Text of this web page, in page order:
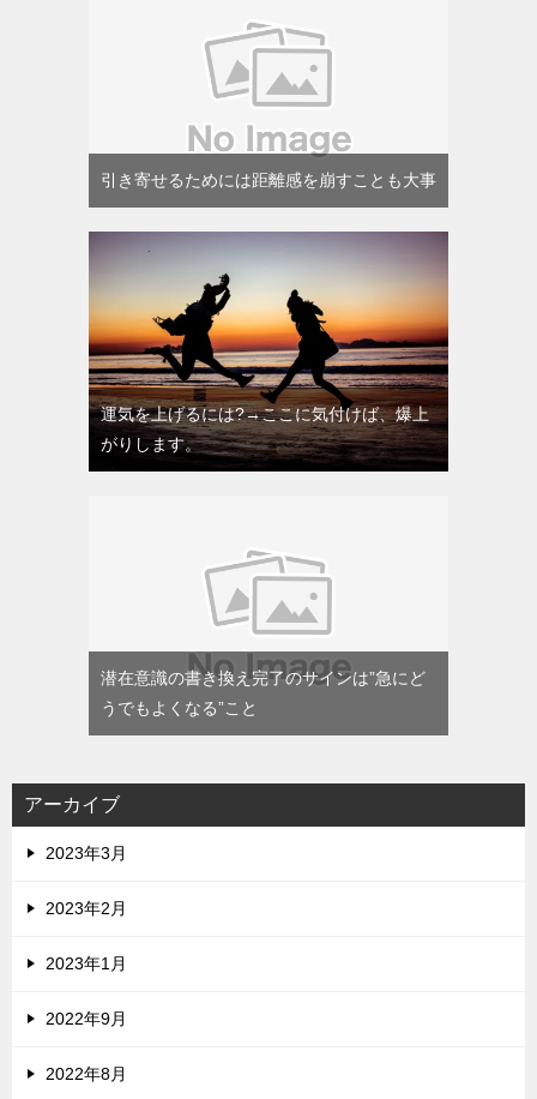
引き寄せるためには距離感を崩すことも大事
運気を上げるには?→ここに気付けば、爆上
がりします。
潜在意識の書き換え完了のサインは”急にど
うでもよくなる”こと
アーカイブ
2023年3月
2023年2月
2023年1月
2022年9月
2022年8月